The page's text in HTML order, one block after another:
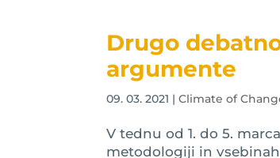
Drugo
argumente
09. 03. 2021 |Climate of
V tednu od 1. do 5.
metodologiji in